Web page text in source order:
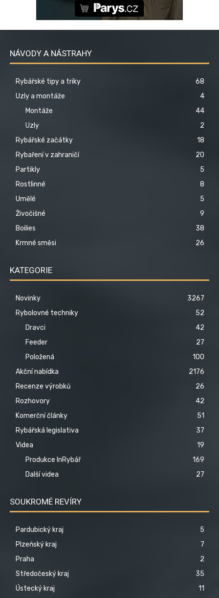
NÁVODY A NÁSTRAHY
Rybářské tipy a triky
68
Uzly a montáže
4
Montáže
44
Uzly
2
Rybářské začátky
18
Rybaření v zahraničí
20
Partikly
5
Rostlinné
8
Umělé
5
Živočišné
9
Boilies
38
Krmné směsi
26
KATEGORIE
Novinky
3267
Rybolovné techniky
52
Dravci
42
Feeder
27
Položená
100
Akční nabídka
2176
Recenze výrobků
26
Rozhovory
42
Komerční články
51
Rybářská legislativa
37
Videa
19
Produkce InRybář
169
Další videa
27
SOUKROMÉ REVÍRY
Pardubický kraj
5
Plzeňský kraj
7
Praha
2
Středočeský kraj
35
Ústecký kraj
11